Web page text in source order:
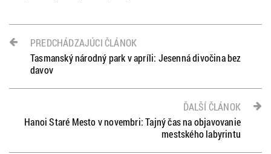
PREDCHÁDZAJÚCI ČLÁNOK
Tasmanský národný park v apríli: Jesenná divočina bez
davov
ĎALŠÍ ČLÁNOK
Hanoi Staré Mesto v novembri: Tajný čas na objavovanie
mestského labyrintu